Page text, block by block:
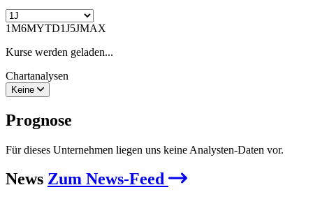
1M6MYTD1J5JMAX
Kurse werden geladen...
Chartanalysen
Keine
Prognose
Für dieses Unternehmen liegen uns keine Analysten-Daten vor.
News Zum News-Feed